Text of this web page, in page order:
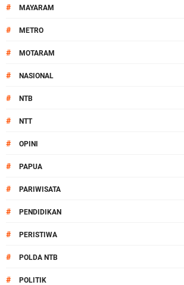
# MAYARAM
# METRO
# MOTARAM
# NASIONAL
# NTB
# NTT
# OPINI
# PAPUA
# PARIWISATA
# PENDIDIKAN
# PERISTIWA
# POLDA NTB
# POLITIK